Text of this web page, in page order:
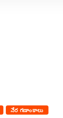
నేర గణాంకాలు